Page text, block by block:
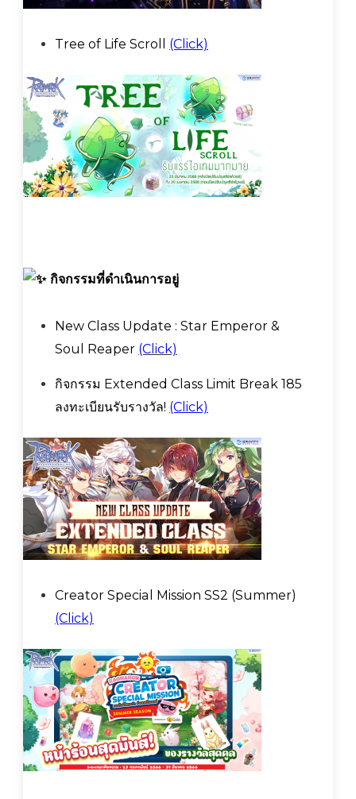
Tree of Life Scroll (Click)
กิจกรรมที่ดำเนินการอยู่
New Class Update : Star Emperor &
Soul Reaper (Click)
กิจกรรม Extended Class Limit Break 185
ลงทะเบียนรับรางวัล! (Click)
Creator Special Mission SS2 (Summer)
(Click)